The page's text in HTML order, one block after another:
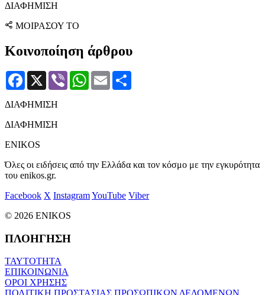
ΔΙΑΦΗΜΙΣΗ
ΜΟΙΡΑΣΟΥ ΤΟ
Κοινοποίηση άρθρου
Facebook
X Viber WhatsApp
Email
ΔΙΑΦΗΜΙΣΗ
ΔΙΑΦΗΜΙΣΗ
ENIKOS
Όλες οι ειδήσεις από την Ελλάδα και τον κόσμο με την εγκυρότητα
του enikos.gr.
Facebook X InstagramYouTube Viber
© 2026 ENIKOS
ΠΛΟΗΓΗΣΗ
ΤΑΥΤΟΤΗΤΑ
ΕΠΙΚΟΙΝΩΝΙΑ
ΟΡΟΙ ΧΡΗΣΗΣ